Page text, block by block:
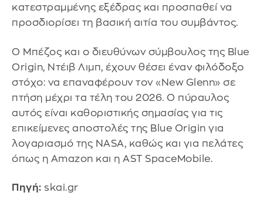
κατεστραμμένης εξέδρας και προσπαθεί να
προσδιορίσει τη βασική αιτία του συμβάντος.
Ο Μπέζος και ο διευθύνων σύμβουλος της Blue
Origin, Ντέιβ Λιμπ, έχουν θέσει έναν φιλόδοξο
στόχο: να επαναφέρουν τον «New Glenn» σε
πτήση μέχρι τα τέλη του 2026. Ο πύραυλος
αυτός είναι καθοριστικής σημασίας για τις
επικείμενες αποστολές της Blue Origin για
λογαριασμό της NASA, καθώς και για πελάτες
όπως η Amazon και η AST SpaceMobile.
Πηγή: skai.gr